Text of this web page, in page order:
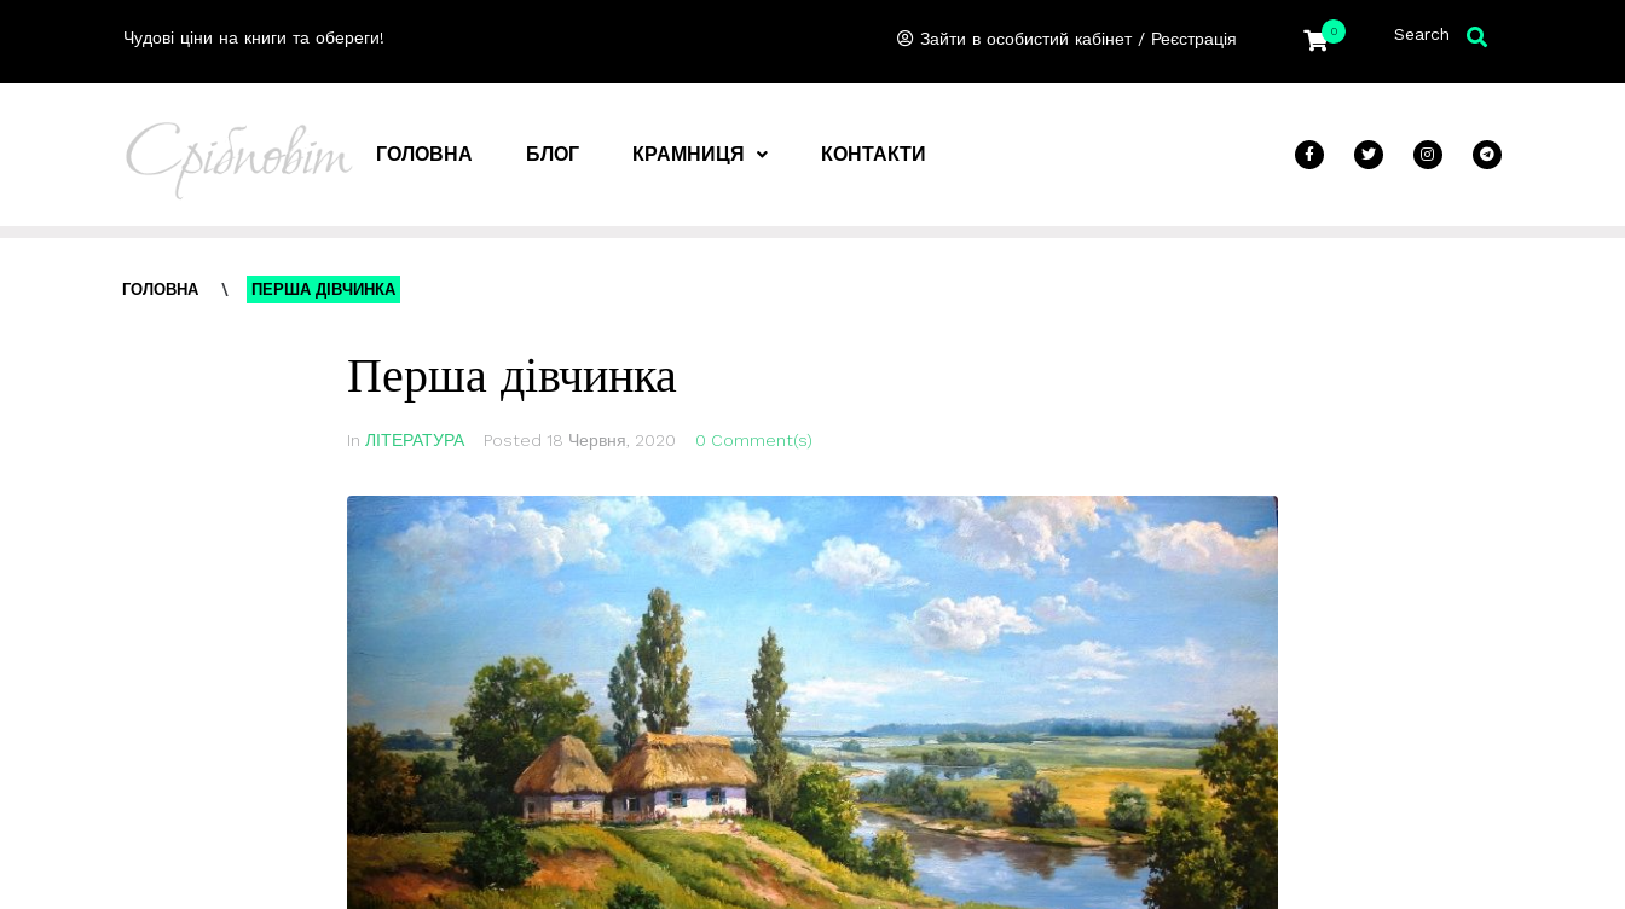
Чудові ціни на книги та обереги! Зайти в особистий кабінет / Реєстрація 0 Search
ГОЛОВНА БЛОГ КРАМНИЦЯ КОНТАКТИ
ГОЛОВНА \ ПЕРША ДІВЧИНКА
Перша дівчинка
In ЛІТЕРАТУРА Posted 18 Червня, 2020 0 Comment(s)